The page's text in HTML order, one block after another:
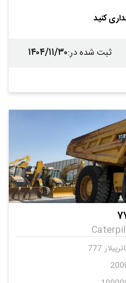
کنید
ثبت شده در:۱۴۰۴/۱۱/۳۰
777